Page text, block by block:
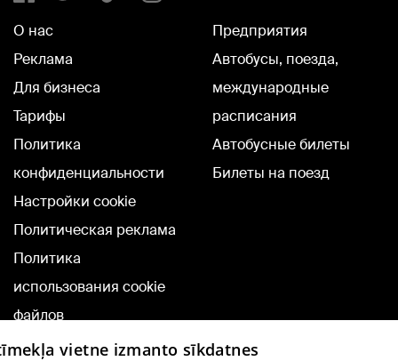
О нас
Реклама
Для бизнеса
Тарифы
Политика
конфиденциальности
Настройки cookie
Политическая реклама
Политика
использования cookie
файлов
Добавление
Предприятия
Автобусы, поезда,
международные
расписания
Автобусные билеты
Билеты на поезд
vietne izmanto sīkdatnes